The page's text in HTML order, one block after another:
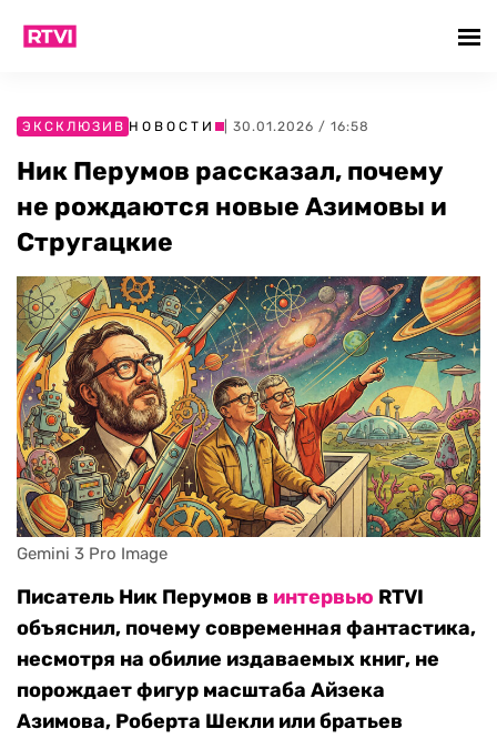
ЭКСКЛЮЗИВ НОВОСТИ | 30.01.2026 / 16:58
Ник Перумов рассказал, почему
не рождаются новые Азимовы и
Стругацкие
Gemini 3 Pro Image
Писатель Ник Перумов в интервью RTVI
объяснил, почему современная фантастика,
несмотря на обилие издаваемых книг, не
порождает фигур масштаба Айзека
Азимова, Роберта Шекли или братьев